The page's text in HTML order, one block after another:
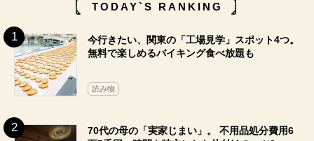
TODAY`S RANKING
今行きたい、関東の「工場見学」スポット4つ。
無料で楽しめるバイキング食べ放題も
読み物
70代の母の「実家じまい」。 不用品処分費用6